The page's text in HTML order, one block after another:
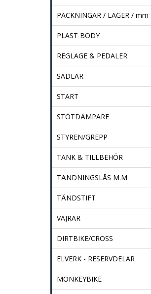
PACKNINGAR / LAGER / mm
PLAST BODY
REGLAGE & PEDALER
SADLAR
START
STÖTDÄMPARE
STYREN/GREPP
TANK & TILLBEHÖR
TÄNDNINGSLÅS M.M
TÄNDSTIFT
VAJRAR
DIRTBIKE/CROSS
ELVERK - RESERVDELAR
MONKEYBIKE